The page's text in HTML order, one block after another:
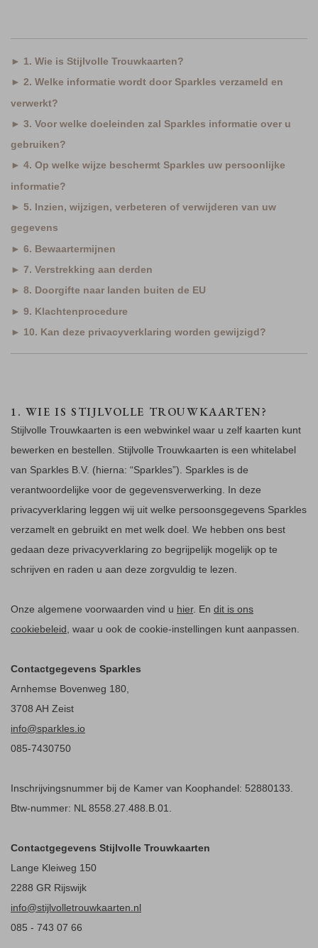
► 1. Wie is Stijlvolle Trouwkaarten?
► 2. Welke informatie wordt door Sparkles verzameld en
verwerkt?
► 3. Voor welke doeleinden zal Sparkles informatie over u
gebruiken?
► 4. Op welke wijze beschermt Sparkles uw persoonlijke
informatie?
► 5. Inzien, wijzigen, verbeteren of verwijderen van uw
gegevens
► 6. Bewaartermijnen
► 7. Verstrekking aan derden
► 8. Doorgifte naar landen buiten de EU
► 9. Klachtenprocedure
► 10. Kan deze privacyverklaring worden gewijzigd?
1. WIE IS STIJLVOLLE TROUWKAARTEN?
Stijlvolle Trouwkaarten is een webwinkel waar u zelf kaarten kunt
bewerken en bestellen. Stijlvolle Trouwkaarten is een whitelabel
van Sparkles B.V. (hierna: “Sparkles”). Sparkles is de
verantwoordelijke voor de gegevensverwerking. In deze
privacyverklaring leggen wij uit welke persoonsgegevens Sparkles
verzamelt en gebruikt en met welk doel. We hebben ons best
gedaan deze privacyverklaring zo begrijpelijk mogelijk op te
schrijven en raden u aan deze zorgvuldig te lezen.
Onze algemene voorwaarden vind u hier. En dit is ons
cookiebeleid , waar u ook de cookie-instellingen kunt aanpassen.
Contactgegevens Sparkles
Arnhemse Bovenweg 180,
3708 AH Zeist
info@sparkles.io
085-7430750
Inschrijvingsnummer bij de Kamer van Koophandel: 52880133.
Btw-nummer: NL 8558.27.488.B.01.
Contactgegevens Stijlvolle Trouwkaarten
Lange Kleiweg 150
2288 GR Rijswijk
info@stijlvolletrouwkaarten.nl
085 - 743 07 66